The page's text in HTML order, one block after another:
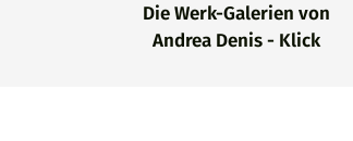
Die Werk-Galerien von
Andrea Denis - Klick